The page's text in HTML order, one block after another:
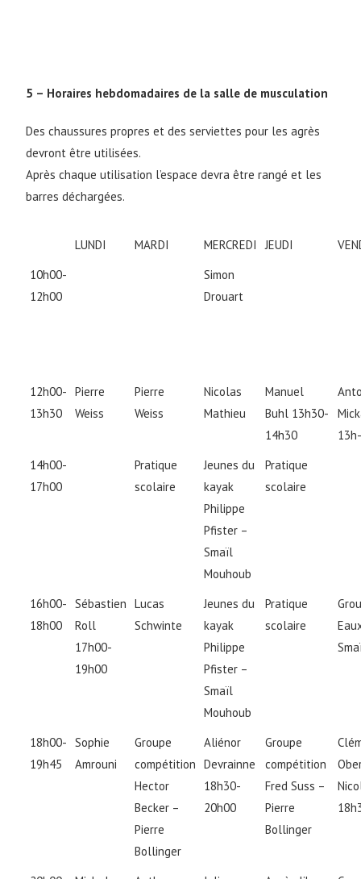
5 – Horaires hebdomadaires de la salle de musculation
Des chaussures propres et des serviettes pour les agrès
devront être utilisées.
Après chaque utilisation l’espace devra être rangé et les
barres déchargées.
LUNDI MARDI MERCREDI JEUDI
10h00-
12h00
Simon
Drouart
12h00-
13h30
Pierre
Weiss
Pierre
Weiss
Nicolas
Mathieu
Manuel
Buhl 13h30-
14h30
14h00-
17h00
Pratique
scolaire
Jeunes du
kayak
Philippe
Pfister –
Smaïl
Mouhoub
Pratique
scolaire
16h00-
18h00
Sébastien
Roll
17h00-
19h00
Lucas
Schwinte
Jeunes du
kayak
Philippe
Pfister –
Smaïl
Mouhoub
Pratique
scolaire
18h00-
19h45
Sophie
Amrouni
Groupe
compétition
Hector
Becker –
Pierre
Bollinger
Aliénor
Devrainne
18h30-
20h00
Groupe
compétition
Fred Suss –
Pierre
Bollinger